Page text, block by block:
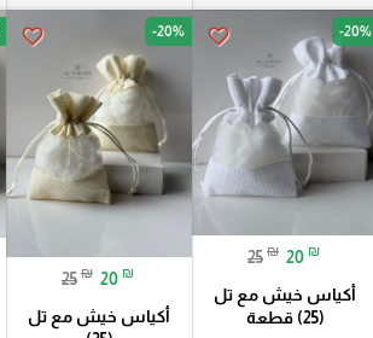
favorite_border -20%
25 ₪ 20 ₪
أكياس خيش مع تل
(25) قطعة
favorite_border -20%
25 ₪ 20 ₪
أكياس خيش مع تل